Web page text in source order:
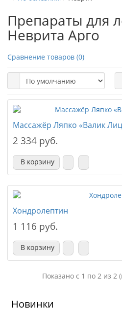
Препараты для
Неврита Арго
Сравнение товаров (0)
Массажёр Ляпко «Валик
2 334 руб.
В корзину
Хондролептин
1 116 руб.
В корзину
Показано с 1 по 2 из 2
Новинки